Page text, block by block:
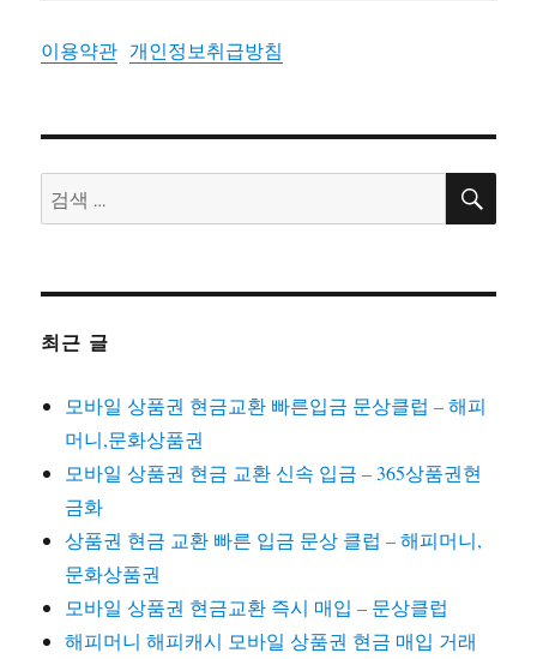
이용약관 개인정보취급방침
검
색:
검
최근 글
모바일 상품권 현금교환 빠른입금 문상클럽 – 해피
머니,문화상품권
모바일 상품권 현금 교환 신속 입금 – 365상품권현
금화
상품권 현금 교환 빠른 입금 문상 클럽 – 해피머니,
문화상품권
모바일 상품권 현금교환 즉시 매입 – 문상클럽
해피머니 해피캐시 모바일 상품권 현금 매입 거래